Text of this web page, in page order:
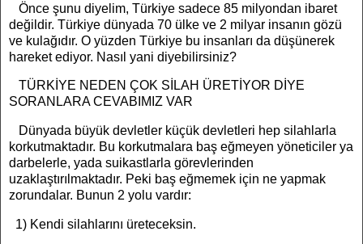
Önce şunu diyelim, Türkiye sadece 85 milyondan ibaret
değildir. Türkiye dünyada 70 ülke ve 2 milyar insanın gözü
ve kulağıdır. O yüzden Türkiye bu insanları da düşünerek
hareket ediyor. Nasıl yani diyebilirsiniz?
TÜRKİYE NEDEN ÇOK SİLAH ÜRETİYOR DİYE
SORANLARA CEVABIMIZ VAR
Dünyada büyük devletler küçük devletleri hep silahlarla
korkutmaktadır. Bu korkutmalara baş eğmeyen yöneticiler ya
darbelerle, yada suikastlarla görevlerinden
uzaklaştırılmaktadır. Peki baş eğmemek için ne yapmak
zorundalar. Bunun 2 yolu vardır:
1) Kendi silahlarını üreteceksin.